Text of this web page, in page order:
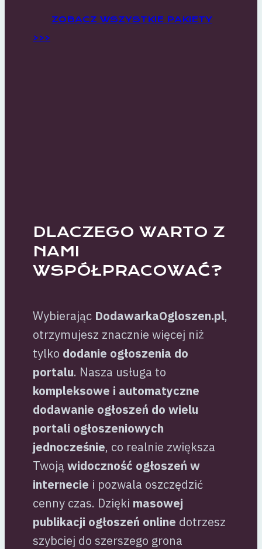
ZOBACZ WSZYSTKIE PAKIETY
>>>
DLACZEGO WARTO Z
NAMI
WSPÓŁPRACOWAĆ?
Wybierając DodawarkaOgloszen.pl,
otrzymujesz znacznie więcej niż
tylko dodanie ogłoszenia do
portalu. Nasza usługa to
kompleksowe i automatyczne
dodawanie ogłoszeń do wielu
portali ogłoszeniowych
jednocześnie, co realnie zwiększa
Twoją widoczność ogłoszeń w
internecie i pozwala oszczędzić
cenny czas. Dzięki masowej
publikacji ogłoszeń online dotrzesz
szybciej do szerszego grona